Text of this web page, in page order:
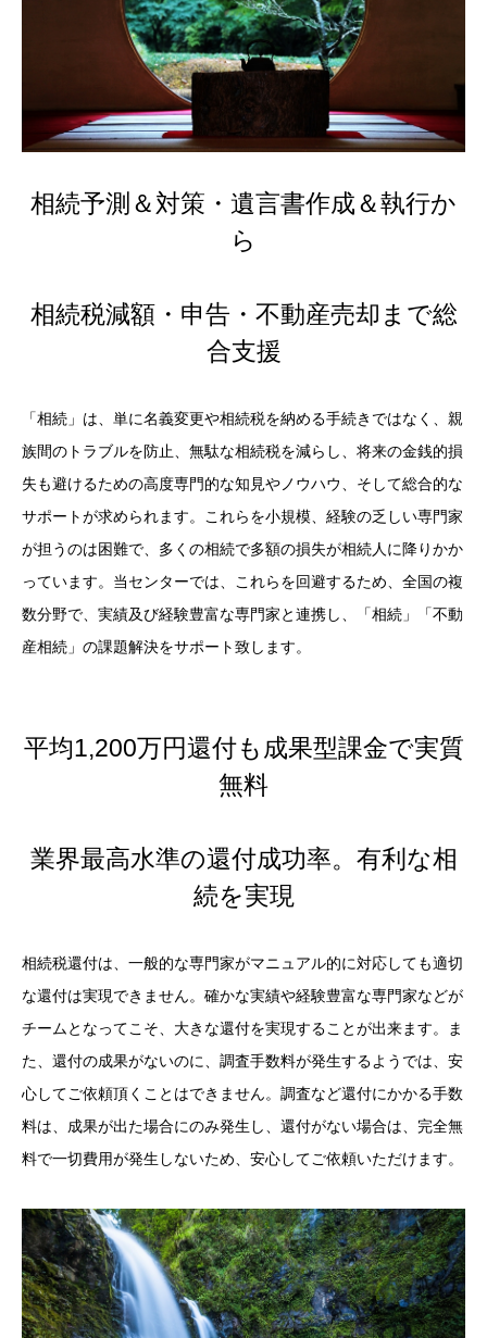
相続予測＆対策・遺言書作成＆執行か
ら
相続税減額・申告・不動産売却まで総
合支援
「相続」は、単に名義変更や相続税を納める手続きではなく、親
族間のトラブルを防止、無駄な相続税を減らし、将来の金銭的損
失も避けるための高度専門的な知見やノウハウ、そして総合的な
サポートが求められます。これらを小規模、経験の乏しい専門家
が担うのは困難で、多くの相続で多額の損失が相続人に降りかか
っています。当センターでは、これらを回避するため、全国の複
数分野で、実績及び経験豊富な専門家と連携し、「相続」「不動
産相続」の課題解決をサポート致します。
平均1,200万円還付も成果型課金で実質
無料
業界最高水準の還付成功率。有利な相
続を実現
相続税還付は、一般的な専門家がマニュアル的に対応しても適切
な還付は実現できません。確かな実績や経験豊富な専門家などが
チームとなってこそ、大きな還付を実現することが出来ます。ま
た、還付の成果がないのに、調査手数料が発生するようでは、安
心してご依頼頂くことはできません。調査など還付にかかる手数
料は、成果が出た場合にのみ発生し、還付がない場合は、完全無
料で一切費用が発生しないため、安心してご依頼いただけます。